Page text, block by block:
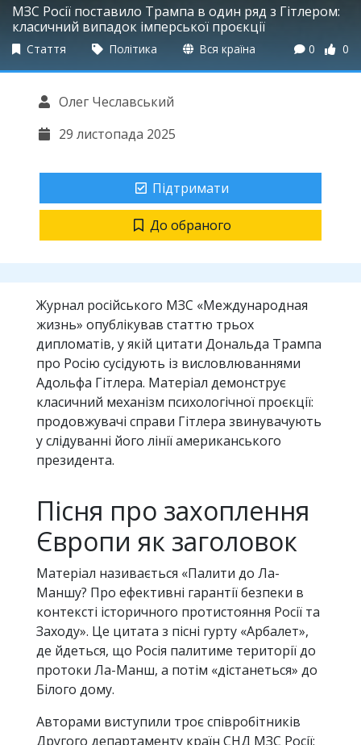
МЗС Росії поставило Трампа в один ряд з Гітлером:
класичний випадок імперської проєкції
Стаття Політика Вся країна 0 0
Олег Чеславський
29 листопада 2025
Підтримати
До обраного
Журнал російського МЗС «Международная
жизнь» опублікував статтю трьох
дипломатів, у якій цитати Дональда Трампа
про Росію сусідують із висловлюваннями
Адольфа Гітлера. Матеріал демонструє
класичний механізм психологічної проєкції:
продовжувачі справи Гітлера звинувачують
у слідуванні його лінії американського
президента.
Пісня про захоплення
Європи як заголовок
Матеріал називається «Палити до Ла-
Маншу? Про ефективні гарантії безпеки в
контексті історичного протистояння Росії та
Заходу». Це цитата з пісні гурту «Арбалет»,
де йдеться, що Росія палитиме території до
протоки Ла-Манш, а потім «дістанеться» до
Білого дому.
Авторами виступили троє співробітників
Другого департаменту країн СНД МЗС Росії: